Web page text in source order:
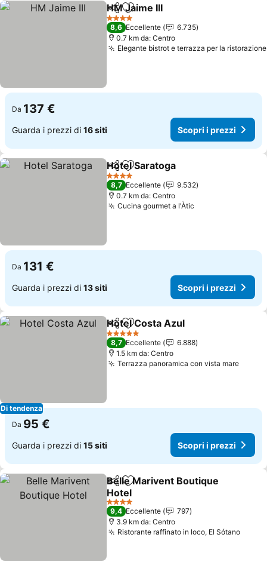
CondividiAggiungi ai preferiti
HM Jaime III
4 Stelle
8,6 Eccellente
6.735
0.7 km da: Centro
Elegante bistrot e terrazza per la ristorazione
Da 137 €
Guarda i prezzi di 16 siti Scopri i prezzi
CondividiAggiungi ai preferiti
Hotel Saratoga
4 Stelle
8,7 Eccellente
9.532
0.7 km da: Centro
Cucina gourmet a l'Àtic
Da 131 €
Guarda i prezzi di 13 siti Scopri i prezzi
Di tendenza
CondividiAggiungi ai preferiti
Hotel Costa Azul
5 Stelle
8,7 Eccellente
6.888
1.5 km da: Centro
Terrazza panoramica con vista mare
Da 95 €
Guarda i prezzi di 15 siti Scopri i prezzi
CondividiAggiungi ai preferiti
Belle Marivent Boutique
Hotel
Scopri i prezzi
4 Stelle
9,4 Eccellente
797
3.9 km da: Centro
Ristorante raffinato in loco, El Sótano